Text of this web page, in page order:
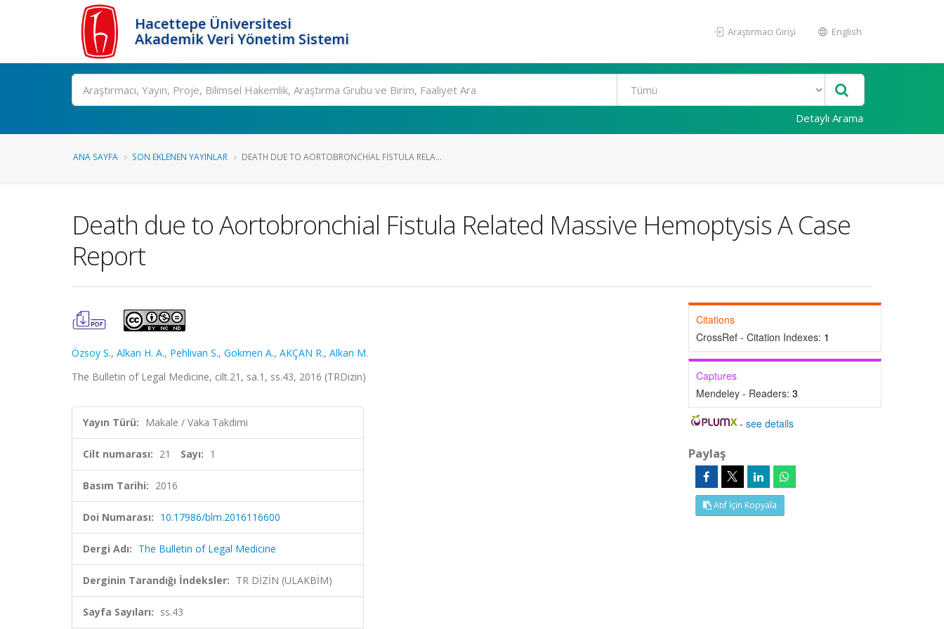
Hacettepe Üniversitesi
Akademik Veri Yönetim Sistemi
Araştırmacı Girişi English
Ara
Detaylı Arama
ANA SAYFA SON EKLENEN YAYINLAR DEATH DUE TO AORTOBRONCHIAL FISTULA RELA...
Death due to Aortobronchial Fistula Related Massive Hemoptysis A Case
Report
Özsoy S., Alkan H. A., Pehlivan S., Gokmen A., AKÇAN R., Alkan M.
The Bulletin of Legal Medicine, cilt.21, sa.1, ss.43, 2016 (TRDizin)
Yayın Türü: Makale / Vaka Takdimi
Cilt numarası: 21 Sayı: 1
Basım Tarihi: 2016
Doi Numarası: 10.17986/blm.2016116600
Dergi Adı: The Bulletin of Legal Medicine
Derginin Tarandığı İndeksler: TR DİZİN (ULAKBİM)
Sayfa Sayıları: ss.43
Citations
CrossRef - Citation Indexes: 1
Captures
Mendeley - Readers: 3
-see details
Paylaş
Atıf İçin Kopyala